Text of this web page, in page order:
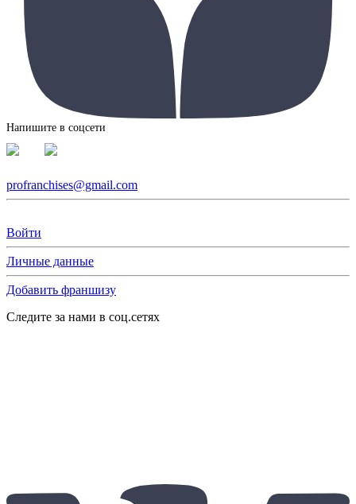
Напишите в соцсети
profranchises@gmail.com
Войти
Личные данные
Добавить франшизу
Следите за нами в соц.сетях